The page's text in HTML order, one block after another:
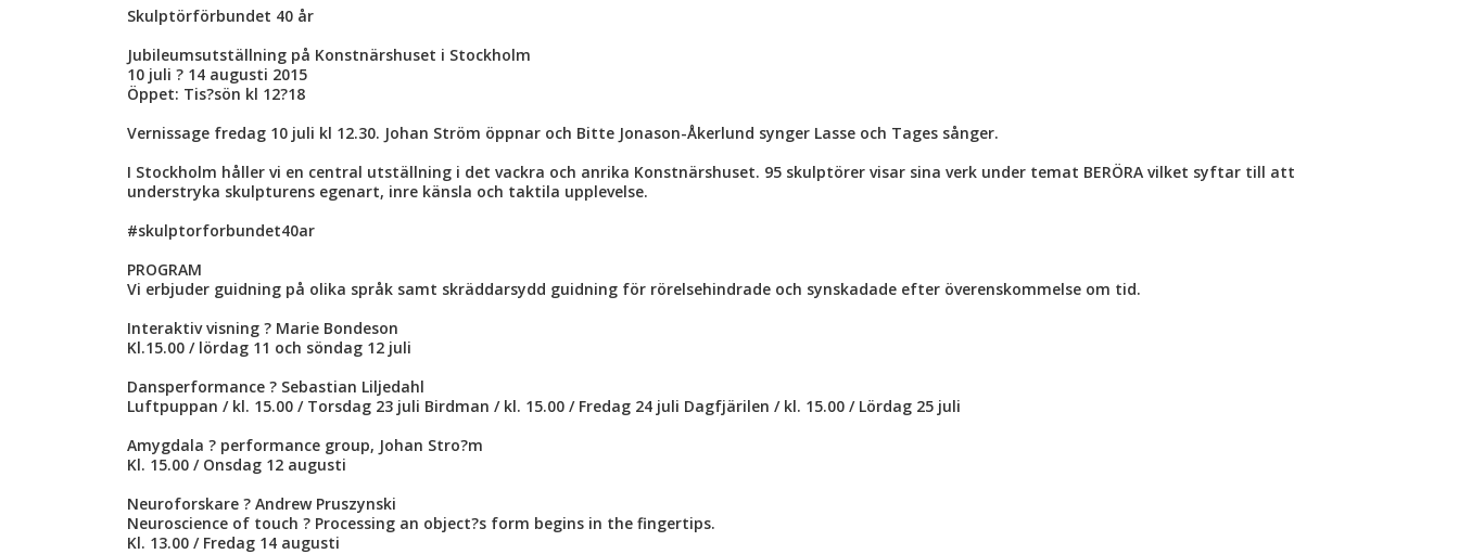
Skulptörförbundet 40 år
Jubileumsutställning på Konstnärshuset i Stockholm
10 juli ? 14 augusti 2015
Öppet: Tis?sön kl 12?18
Vernissage fredag 10 juli kl 12.30. Johan Ström öppnar och Bitte Jonason-Åkerlund synger Lasse och Tages sånger.
I Stockholm håller vi en central utställning i det vackra och anrika Konstnärshuset. 95 skulptörer visar sina verk under temat BERÖRA vilket syftar till att
understryka skulpturens egenart, inre känsla och taktila upplevelse.
#skulptorforbundet40ar
PROGRAM
Vi erbjuder guidning på olika språk samt skräddarsydd guidning för rörelsehindrade och synskadade efter överenskommelse om tid.
Interaktiv visning ? Marie Bondeson
Kl.15.00 / lördag 11 och söndag 12 juli
Dansperformance ? Sebastian Liljedahl
Luftpuppan / kl. 15.00 / Torsdag 23 juli Birdman / kl. 15.00 / Fredag 24 juli Dagfjärilen / kl. 15.00 / Lördag 25 juli
Amygdala ? performance group, Johan Stro?m
Kl. 15.00 / Onsdag 12 augusti
Neuroforskare ? Andrew Pruszynski
Neuroscience of touch ? Processing an object?s form begins in the fingertips.
Kl. 13.00 / Fredag 14 augusti